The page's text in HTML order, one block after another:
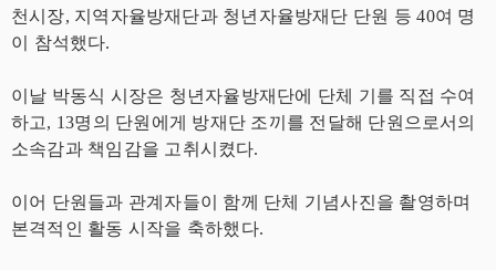
천시장, 지역자율방재단과 청년자율방재단 단원 등 40여 명
이 참석했다.
이날 박동식 시장은 청년자율방재단에 단체 기를 직접 수여
하고, 13명의 단원에게 방재단 조끼를 전달해 단원으로서의
소속감과 책임감을 고취시켰다.
이어 단원들과 관계자들이 함께 단체 기념사진을 촬영하며
본격적인 활동 시작을 축하했다.